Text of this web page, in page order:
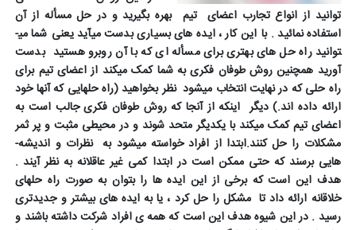
توانید از انواع تجارب اعضای تیم بهره بگیرید و در حل مسأله از آن
استفاده نمائید . با این کار ، ایده­ های بسیاری بدست می­آید یعنی شما می­
توانید راه حل های بهتری برای مسأله­ ای که با آن روبرو هستید بدست
آورید همچنین روش طوفان فکری به شما کمک می­کند از اعضای تیم برای
راه حلی که در نهایت انتخاب می­شود نظر بخواهید (راه حلهایی که آنها خود
ارائه داده­ اند.) دیگر اینکه از آنجا که روش طوفان فکری جالب است به
اعضای تیم کمک می­کند با یکدیگر متحد شوند و در محیطی مثبت و پر ثمر
مشکلات را حل کنند.ابتدا از افراد خواسته می­شود به نظرات و اندیشه­
هایی برسند که حتی ممکن است در ابتدا کمی غیر عاقلانه به نظر آیند .
هدف این است که برخی از این ایده­ ها را بتوان به صورت راه حل­های
خلاقانه ارائه داد تا مشکل را حل کرد ، یا به ایده­ های بیشتر و جدیدتری
رسید . در این شیوه هدف این است که همه­ ی افراد شرکت داشته باشند و